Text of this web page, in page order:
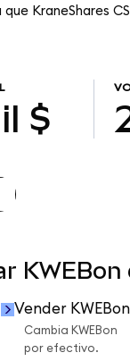
que KraneShares
$
Vender KWEBon
Cambia KWEBon
por efectivo.